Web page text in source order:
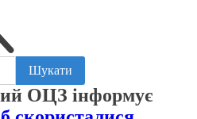
ОЦЗ інформує